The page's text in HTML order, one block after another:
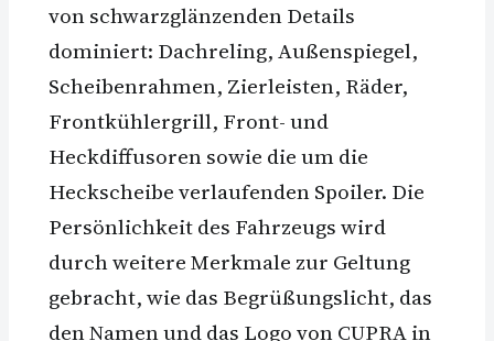
von schwarzglänzenden Details
dominiert: Dachreling, Außenspiegel,
Scheibenrahmen, Zierleisten, Räder,
Frontkühlergrill, Front- und
Heckdiffusoren sowie die um die
Heckscheibe verlaufenden Spoiler. Die
Persönlichkeit des Fahrzeugs wird
durch weitere Merkmale zur Geltung
gebracht, wie das Begrüßungslicht, das
den Namen und das Logo von CUPRA in